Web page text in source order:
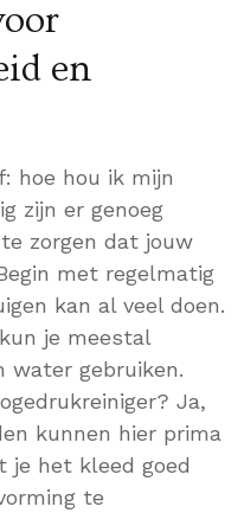
en
hoe hou ik mijn
zijn er genoeg
zorgen dat jouw
met regelmatig
kan al veel doen.
je meestal
water gebruiken.
Ja,
kunnen hier prima
je het kleed goed
te